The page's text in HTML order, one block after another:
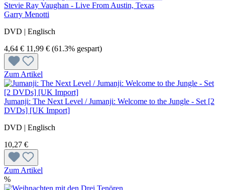
Stevie Ray Vaughan - Live From Austin, Texas
Garry Menotti
DVD | Englisch
4,64 € 11,99 € (61.3% gespart)
Zum Artikel
Jumanji: The Next Level / Jumanji: Welcome to the Jungle - Set [2
DVDs] [UK Import]
DVD | Englisch
10,27 €
Zum Artikel
%